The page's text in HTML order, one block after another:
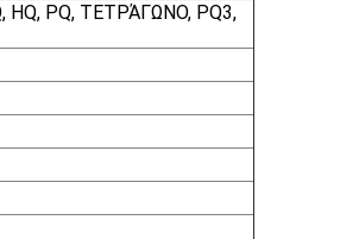
HQ, PQ, ΤΕΤΡΆΓΩΝΟ, PQ3,